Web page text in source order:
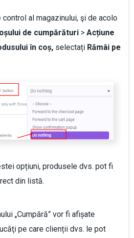
control al magazinului, şi de acolo
de cumpărături > Acțiune
în coș, selectați Rămâi pe
opțiuni, produsele dvs. pot fi
din listă.
„Cumpără” vor fi afișate
pe care clienții dvs. le pot